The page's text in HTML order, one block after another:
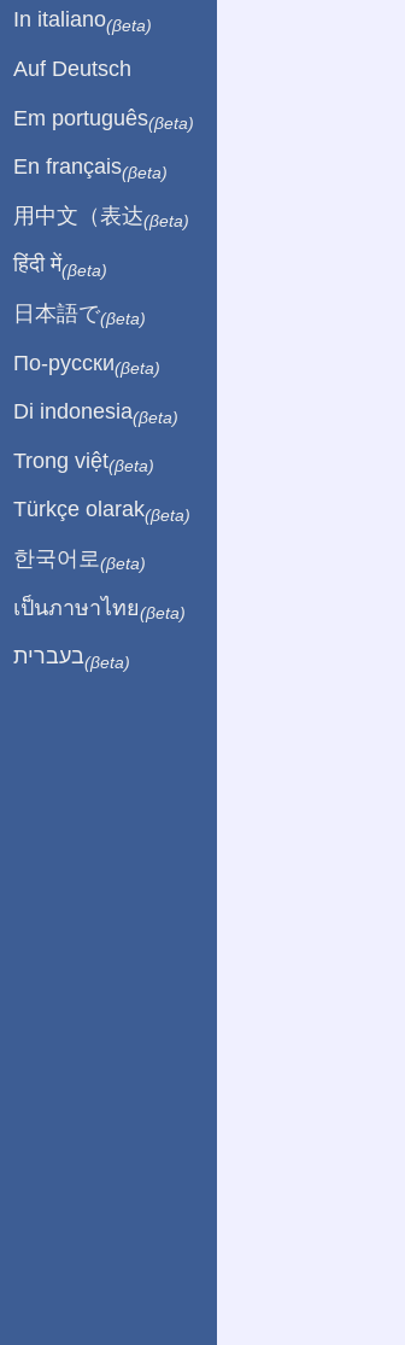
In italiano(βeta)
Auf Deutsch
Em português(βeta)
En français(βeta)
用中文（表达(βeta)
हिंदी में(βeta)
日本語で(βeta)
По-русски(βeta)
Di indonesia(βeta)
Trong việt(βeta)
Türkçe olarak(βeta)
한국어로 (βeta)
เป็นภาษาไทย(βeta)
בעברית(βeta)